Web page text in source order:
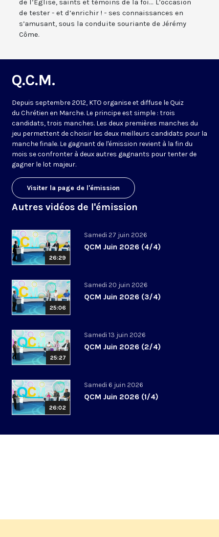
de l’Église, saints et témoins de la foi... L’occasion
de tester - et d’enrichir ! - ses connaissances en
s’amusant, sous la conduite souriante de Jérémy
Côme.
Q.C.M.
Depuis septembre 2012, KTO organise et diffuse le Quiz
du Chrétien en Marche. Le principe est simple : trois
candidats, trois manches. Les deux premières manches du
jeu permettent de choisir les deux meilleurs candidats pour la
manche finale. Le gagnant de l'émission revient à la fin du
mois se confronter à deux autres gagnants pour tenter de
gagner le lot majeur.
Visiter la page de l'émission
Autres vidéos de l'émission
26:29
Samedi 27 juin 2026
QCM Juin 2026 (4/4)
25:06
Samedi 20 juin 2026
QCM Juin 2026 (3/4)
25:27
Samedi 13 juin 2026
QCM Juin 2026 (2/4)
26:02
Samedi 6 juin 2026
QCM Juin 2026 (1/4)